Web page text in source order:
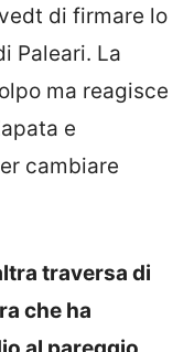
di firmare lo
Paleari. La
ma reagisce
e
cambiare
traversa di
che ha